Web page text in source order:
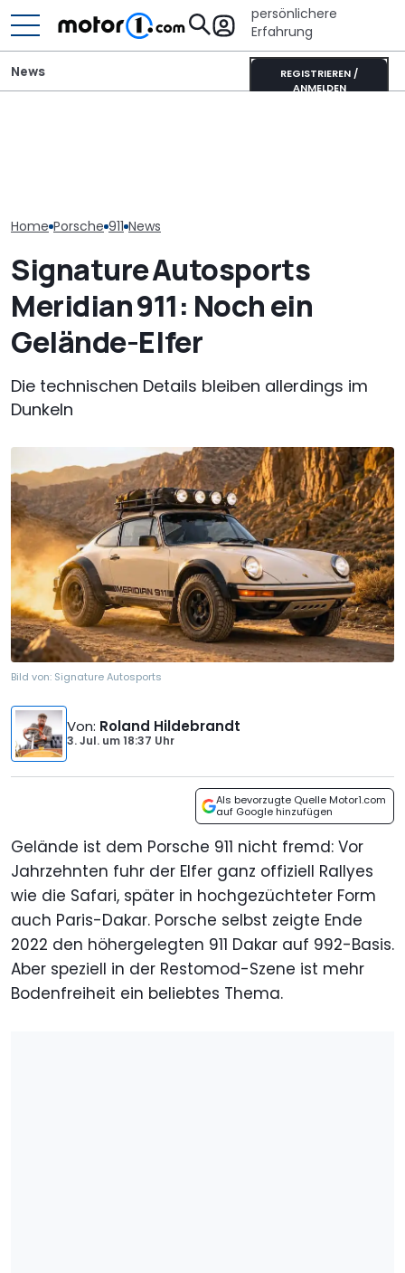
persönlichere
Erfahrung
REGISTRIEREN /
ANMELDEN
News
Home Porsche 911 News
Signature Autosports
Meridian 911: Noch ein
Gelände-Elfer
Die technischen Details bleiben allerdings im
Dunkeln
Bild von: Signature Autosports
Von: Roland Hildebrandt
3. Jul. um18:37 Uhr
Als bevorzugte Quelle Motor1.com
auf Google hinzufügen
Gelände ist dem Porsche 911 nicht fremd: Vor
Jahrzehnten fuhr der Elfer ganz offiziell Rallyes
wie die Safari, später in hochgezüchteter Form
auch Paris-Dakar. Porsche selbst zeigte Ende
2022 den höhergelegten 911 Dakar auf 992-Basis.
Aber speziell in der Restomod-Szene ist mehr
Bodenfreiheit ein beliebtes Thema.